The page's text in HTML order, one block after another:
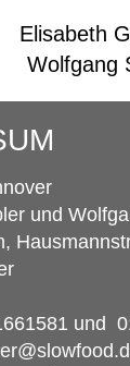
Elisabeth
Wolfgang
und
und